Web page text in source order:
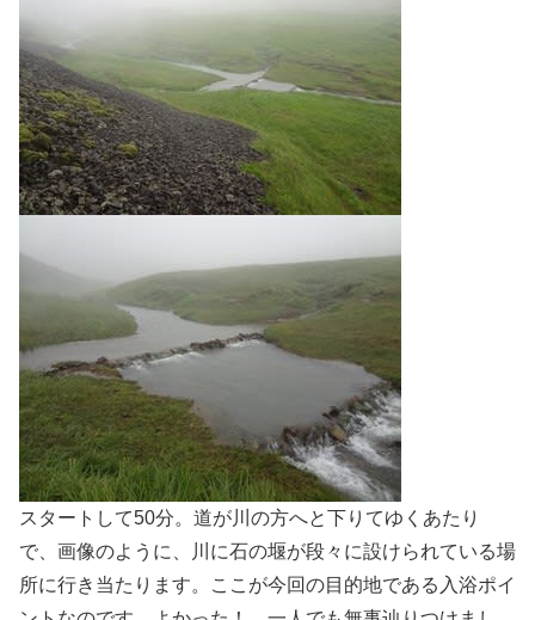
スタートして50分。道が川の方へと下りてゆくあたり
で、画像のように、川に石の堰が段々に設けられている場
所に行き当たります。ここが今回の目的地である入浴ポイ